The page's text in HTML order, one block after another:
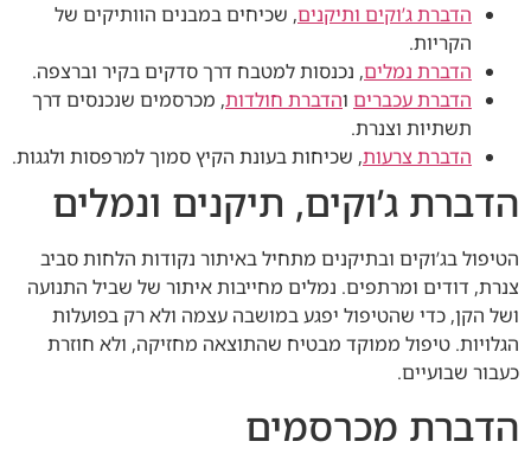
הדברת ג’וקים ותיקנים, שכיחים במבנים הוותיקים של
הקריות.
הדברת נמלים, נכנסות למטבח דרך סדקים בקיר וברצפה.
הדברת עכברים והדברת חולדות, מכרסמים שנכנסים דרך
תשתיות וצנרת.
הדברת צרעות, שכיחות בעונת הקיץ סמוך למרפסות ולגגות.
הדברת ג’וקים, תיקנים ונמלים
הטיפול בג’וקים ובתיקנים מתחיל באיתור נקודות הלחות סביב
צנרת, דודים ומרתפים. נמלים מחייבות איתור של שביל התנועה
ושל הקן, כדי שהטיפול יפגע במושבה עצמה ולא רק בפועלות
הגלויות. טיפול ממוקד מבטיח שהתוצאה מחזיקה, ולא חוזרת
כעבור שבועיים.
הדברת מכרסמים